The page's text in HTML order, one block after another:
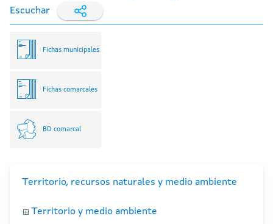
Escuchar
Fichas municipales
Fichas comarcales
BD comarcal
Territorio, recursos naturales y medio ambiente
Territorio y medio ambiente